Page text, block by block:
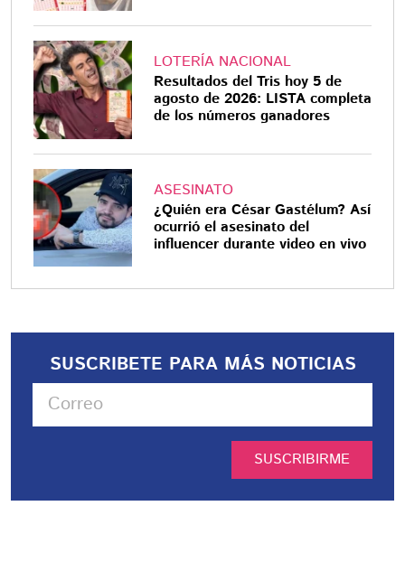
LOTERÍA NACIONAL
Resultados del Tris hoy 5 de
agosto de 2026: LISTA completa
de los números ganadores
ASESINATO
¿Quién era César Gastélum? Así
ocurrió el asesinato del
influencer durante video en vivo
SUSCRIBETE PARA MÁS NOTICIAS
SUSCRIBIRME